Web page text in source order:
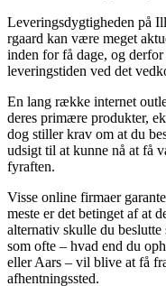
Leveringsdygtigheden på
rgaard kan være meget
inden for få dage, og
leveringstiden ved det
En lang række internet
deres primære produkter,
dog stiller krav om at du
udsigt til at kunne nå at få
fyraften.
Visse online firmaer
meste er det betinget af at
alternativ skulle du
som ofte – hvad end du
eller Aars – vil blive at få
afhentningssted.